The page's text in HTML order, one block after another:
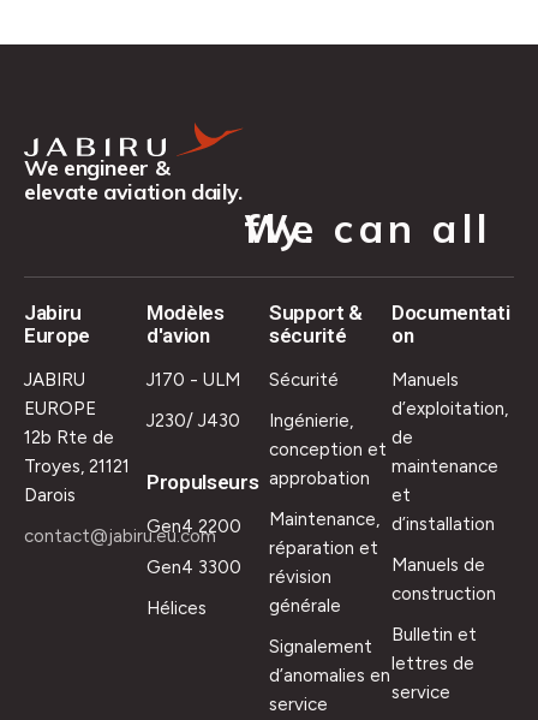
We engineer &
elevate aviation daily.
We can all fly.
Jabiru
Europe
JABIRU
EUROPE
12b Rte de
Troyes, 21121
Darois
contact@jabiru.eu.com
Modèles
d'avion
J170 - ULM
J230/ J430
Propulseurs
Gen4 2200
Gen4 3300
Hélices
Support &
sécurité
Sécurité
Ingénierie,
conception et
approbation
Maintenance,
réparation et
révision
générale
Signalement
d’anomalies en
service
Documentati
on
Manuels
d’exploitation,
de
maintenance
et
d’installation
Manuels de
construction
Bulletin et
lettres de
service